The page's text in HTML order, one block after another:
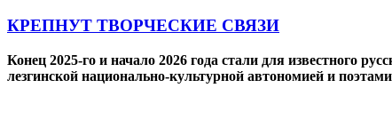
КРЕПНУТ ТВОРЧЕСКИЕ СВЯЗИ
Конец 2025-го и начало 2026 года стали для известного
лезгинской национально-культурной автономией и